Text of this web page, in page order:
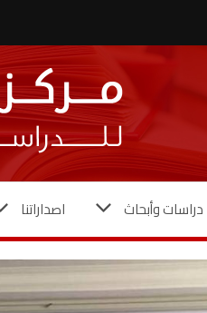
دراسات وأبحاث اصداراتنا